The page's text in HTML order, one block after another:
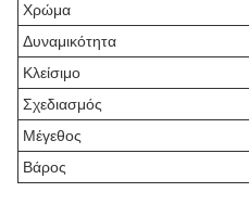
Χρώμα
Δυναμικότητα
Κλείσιμο
Σχεδιασμός
Μέγεθος
Βάρος